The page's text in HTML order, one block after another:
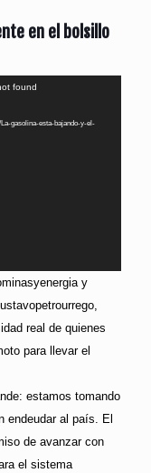
en el bolsillo
found
gasolina-esta-bajando-y-el-
y
real de quienes
para llevar el
estamos tomando
endeudar al país. El
de avanzar con
el sistema